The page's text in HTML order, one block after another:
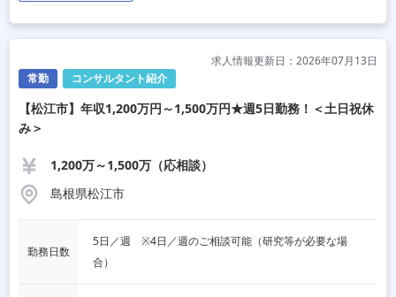
常勤 コンサルタント紹介
求人情報更新日：2026年07月13日
【松江市】年収1,200万円～1,500万円★週5日勤務！＜土日祝休
み＞
1,200万～1,500万（応相談）
島根県松江市
勤務日数
5日／週　※4日／週のご相談可能（研究等が必要な場
合）